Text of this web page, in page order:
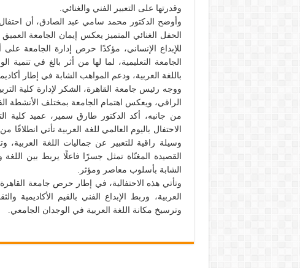
وقدرتها على التعبير الفني والغنائي.
وأوضح الدكتور محمد سامي عبد الصادق، أن احتفال
الحفل الغنائي المتميز يعكس إيمان الجامعة
للإبداع الإنساني، مؤكدًا حرص إدارة الجامعة
الجامعة التعليمية، لما لها من أثر بالغ في تنمية
باللغة العربية، ودعم المواهب الشابة في إطار
ووجه رئيس جامعة القاهرة، الشكر لإدارة كلية
الراقي، ويعكس اهتمام الجامعة بمختلف الأنشطة
من جانبه، أكد الدكتور طارق سمير، عميد كلية
الاحتفال باليوم العالمي للغة العربية تأتي
وسيلة راقية للتعبير عن جماليات اللغة العربية،
القصيدة المغنّاة تمثل جسرًا فاعلًا يربط بين
الشابة بأسلوب معاصر ومؤثر.
وتأتي هذه الاحتفالية، في إطار حرص جامعة القاهرة
العربية، وربط الإبداع الفني بالقيم الأكاديمية
وترسيخ مكانة اللغة العربية في الوجدان الجامعي.